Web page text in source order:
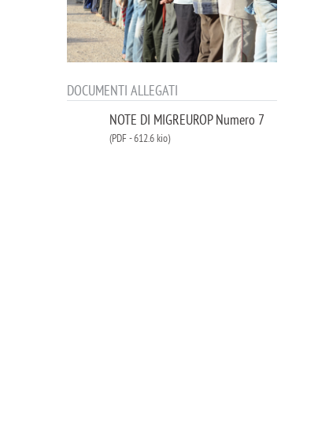
DOCUMENTI ALLEGATI
NOTE DI MIGREUROP Numero 7
(PDF-612.6 kio)